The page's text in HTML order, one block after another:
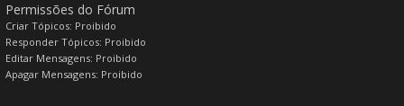
Permissões do Fórum
Criar Tópicos: Proibido
Responder Tópicos: Proibido
Editar Mensagens: Proibido
Apagar Mensagens: Proibido